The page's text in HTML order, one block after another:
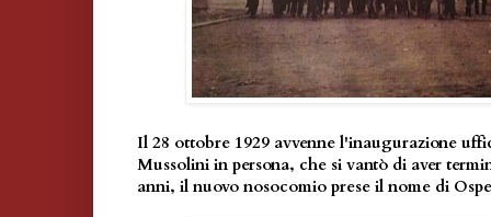
Il 28 ottobre 1929 avvenne l'inaugurazione
Mussolini in persona, che si vantò di aver
anni, il nuovo nosocomio prese il nome di